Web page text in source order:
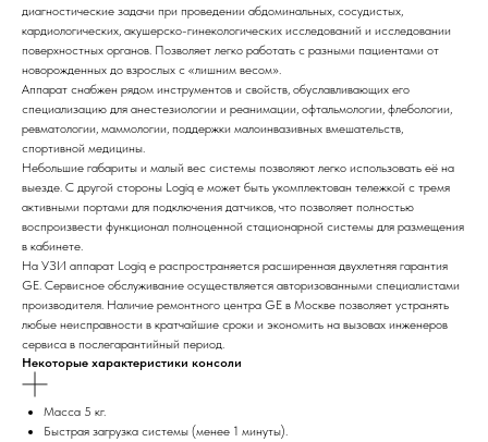
диагностические задачи при проведении абдоминальных, сосудистых,
кардиологических, акушерско-гинекологических исследований и исследовании
поверхностных органов. Позволяет легко работать с разными пациентами от
новорожденных до взрослых с «лишним весом».
Аппарат снабжен рядом инструментов и свойств, обуславливающих его
специализацию для анестезиологии и реанимации, офтальмологии, флебологии,
ревматологии, маммологии, поддержки малоинвазивных вмешательств,
спортивной медицины.
Небольшие габариты и малый вес системы позволяют легко использовать её на
выезде. С другой стороны Logiq e может быть укомплектован тележкой с тремя
активными портами для подключения датчиков, что позволяет полностью
воспроизвести функционал полноценной стационарной системы для размещения
в кабинете.
На УЗИ аппарат Logiq e распространяется расширенная двухлетняя гарантия
GE. Сервисное обслуживание осуществляется авторизованными специалистами
производителя. Наличие ремонтного центра GE в Москве позволяет устранять
любые неисправности в кратчайшие сроки и экономить на вызовах инженеров
сервиса в послегарантийный период.
Некоторые характеристики консоли
Масса 5 кг.
Быстрая загрузка системы (менее 1 минуты).